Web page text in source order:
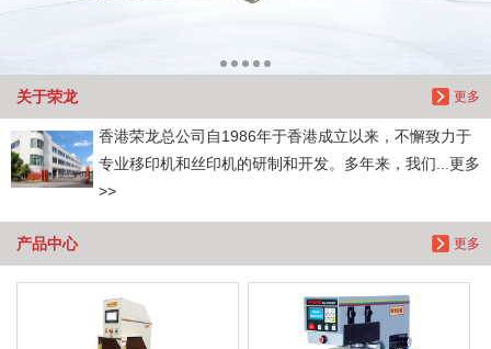
更多
关于荣龙
香港荣龙总公司自1986年于香港成立以来，不懈致力于
专业移印机和丝印机的研制和开发。多年来，我们...更多
>>
更多
产品中心